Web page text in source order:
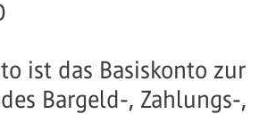
ist das Basiskonto zur
Bargeld-, Zahlungs-,